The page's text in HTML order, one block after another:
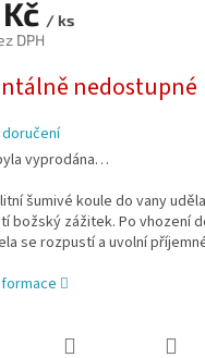
/ ks
DPH
nedostupné
vyprodána…
šumivé koule do vany
božský zážitek. Po vhození
se rozpustí a uvolní